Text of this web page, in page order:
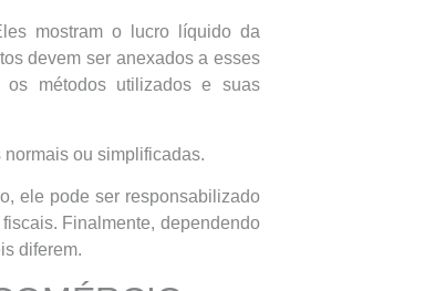
mostram o lucro líquido da
devem ser anexados a esses
os métodos utilizados e suas
ou simplificadas.
ele pode ser responsabilizado
Finalmente, dependendo
diferem.